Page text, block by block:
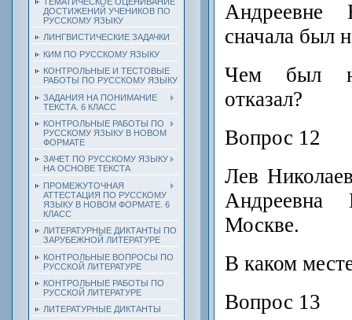
ДОСТИЖЕНИЙ УЧЕНИКОВ ПО
РУССКОМУ ЯЗЫКУ
ЛИНГВИСТИЧЕСКИЕ ЗАДАЧКИ
КИМ ПО РУССКОМУ ЯЗЫКУ
КОНТРОЛЬНЫЕ И ТЕСТОВЫЕ
РАБОТЫ ПО РУССКОМУ ЯЗЫКУ
ЗАДАНИЯ НА ПОНИМАНИЕ
ТЕКСТА. 6 КЛАСС
КОНТРОЛЬНЫЕ РАБОТЫ ПО
РУССКОМУ ЯЗЫКУ В НОВОМ
ФОРМАТЕ
ЗАЧЕТ ПО РУССКОМУ ЯЗЫКУ
НА ОСНОВЕ ТЕКСТА
ПРОМЕЖУТОЧНАЯ
АТТЕСТАЦИЯ ПО РУССКОМУ
ЯЗЫКУ В НОВОМ ФОРМАТЕ. 6
КЛАСС
ЛИТЕРАТУРНЫЕ ДИКТАНТЫ ПО
ЗАРУБЕЖНОЙ ЛИТЕРАТУРЕ
КОНТРОЛЬНЫЕ ВОПРОСЫ ПО
РУССКОЙ ЛИТЕРАТУРЕ
КОНТРОЛЬНЫЕ РАБОТЫ ПО
РУССКОЙ ЛИТЕРАТУРЕ
ЛИТЕРАТУРНЫЕ ДИКТАНТЫ
Андреевне
сначала был
Чем был
отказал?
Вопрос 12
Лев
Андреевна
Москве.
В каком
Вопрос 13